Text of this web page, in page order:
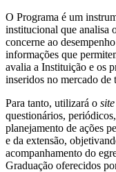
O Programa é um
institucional que analisa
concerne ao
informações que
avalia a Instituição e os
inseridos no mercado de
Para tanto, utilizará o site
questionários,
planejamento de ações
e da extensão,
acompanhamento do
Graduação oferecidos